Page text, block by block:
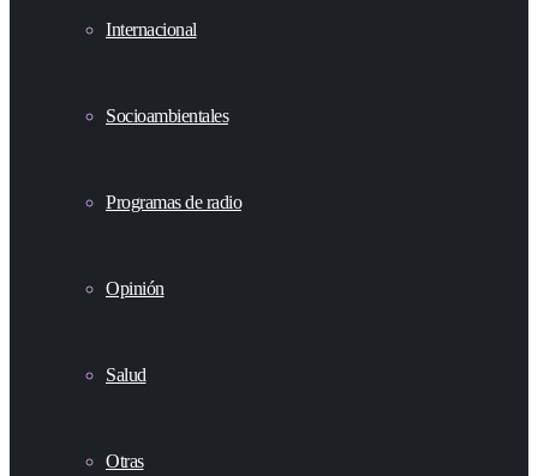
Internacional
Socioambientales
Programas de radio
Opinión
Salud
Otras